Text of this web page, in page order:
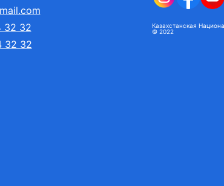
32 32
32 32
Казахстанская
© 2022